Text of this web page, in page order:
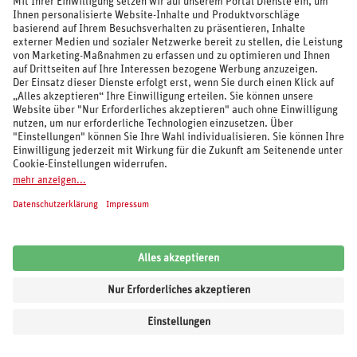
1 Nacht, August - Dezember 2026
Doppelzimmer Standard, Frühstück
87% 4,9/6 1.411 Bewertungen